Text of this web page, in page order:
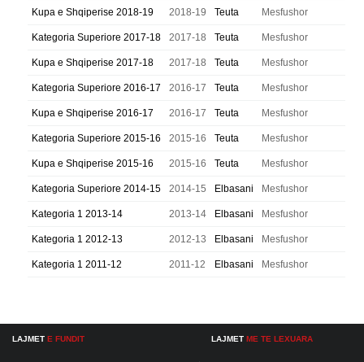
Kupa e Shqiperise 2018-19 2018-19 Teuta Mesfushor
Kategoria Superiore 2017-18 2017-18 Teuta Mesfushor
Kupa e Shqiperise 2017-18 2017-18 Teuta Mesfushor
Kategoria Superiore 2016-17 2016-17 Teuta Mesfushor
Kupa e Shqiperise 2016-17 2016-17 Teuta Mesfushor
Kategoria Superiore 2015-16 2015-16 Teuta Mesfushor
Kupa e Shqiperise 2015-16 2015-16 Teuta Mesfushor
Kategoria Superiore 2014-15 2014-15 Elbasani Mesfushor
Kategoria 1 2013-14 2013-14 Elbasani Mesfushor
Kategoria 1 2012-13 2012-13 Elbasani Mesfushor
Kategoria 1 2011-12 2011-12 Elbasani Mesfushor
LAJMET E FUNDIT LAJMET ME TE LEXUARA